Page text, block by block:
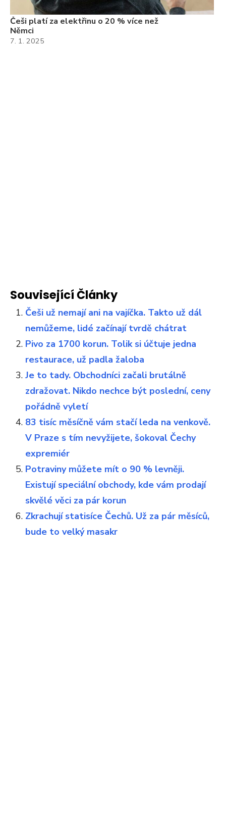
Češi platí za elektřinu o 20 % více než
Němci
7. 1. 2025
Související Články
Češi už nemají ani na vajíčka. Takto už dál
nemůžeme, lidé začínají tvrdě chátrat
Pivo za 1700 korun. Tolik si účtuje jedna
restaurace, už padla žaloba
Je to tady. Obchodníci začali brutálně
zdražovat. Nikdo nechce být poslední, ceny
pořádně vyletí
83 tisíc měsíčně vám stačí leda na venkově.
V Praze s tím nevyžijete, šokoval Čechy
expremiér
Potraviny můžete mít o 90 % levněji.
Existují speciální obchody, kde vám prodají
skvělé věci za pár korun
Zkrachují statisíce Čechů. Už za pár měsíců,
bude to velký masakr